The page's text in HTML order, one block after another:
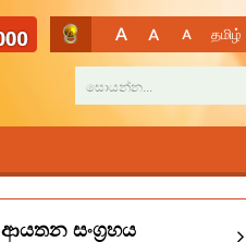
தமிழ்
ආයතන සංග්‍රහය